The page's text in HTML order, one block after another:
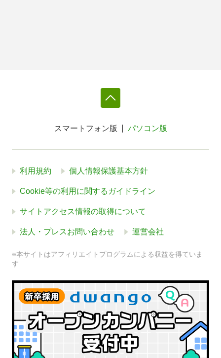
スマートフォン版 パソコン版
利用規約 個人情報保護基本方針
Cookie等の利用に関するガイドライン
サイトアクセス情報の取得について
法人・プレスお問い合わせ 運営会社
※本サイトはアフィリエイトプログラムによる収益を得ていま
す